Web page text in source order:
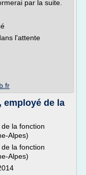
par la suite.
l'attente
employé de la
la fonction
Alpes)
la fonction
Alpes)